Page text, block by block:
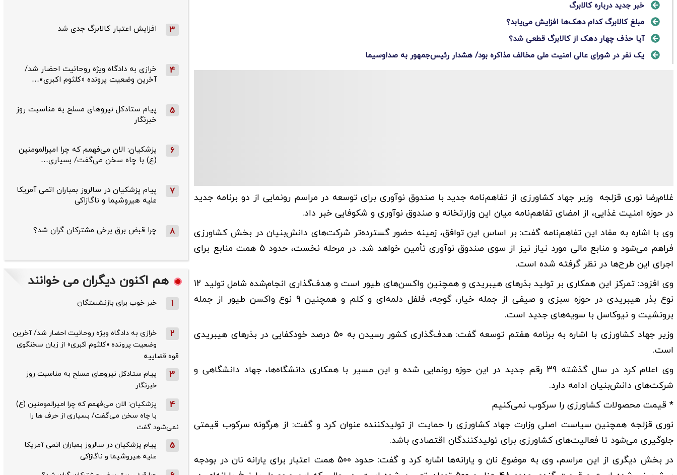
خبر جدید درباره کالابرگ
مبلغ کالابرگ کدام دهک‌ها افزایش می‌یابد؟
آیا حذف چهار دهک از کالابرگ قطعی شد؟
یک نفر در شورای عالی امنیت ملی مخالف مذاکره بود/ هشدار رئیس‌جمهور به صداوسیما
غلام‌رضا نوری قزلجه وزیر جهاد کشاورزی از تفاهم‌نامه جدید با صندوق نوآوری برای توسعه در مراسم رونمایی از دو برنامه جدید
در حوزه امنیت غذایی، از امضای تفاهم‌نامه میان این وزارتخانه و صندوق نوآوری و شکوفایی خبر داد.
وی با اشاره به مفاد این تفاهم‌نامه گفت: بر اساس این توافق، زمینه حضور گسترده‌تر شرکت‌های دانش‌بنیان در بخش کشاورزی
فراهم می‌شود و منابع مالی مورد نیاز نیز از سوی صندوق نوآوری تأمین خواهد شد. در مرحله نخست، حدود 5 همت منابع برای
اجرای این طرح‌ها در نظر گرفته شده است.
وی افزود: تمرکز این همکاری بر تولید بذرهای هیبریدی و همچنین واکسن‌های طیور است و هدف‌گذاری انجام‌شده شامل تولید 12
نوع بذر هیبریدی در حوزه سبزی و صیفی از جمله خیار، گوجه، فلفل دلمه‌ای و کلم و همچنین 9 نوع واکسن طیور از جمله
برونشیت و نیوکاسل با سویه‌های جدید است.
وزیر جهاد کشاورزی با اشاره به برنامه هفتم توسعه گفت: هدف‌گذاری کشور رسیدن به 50 درصد خودکفایی در بذرهای هیبریدی
است.
وی اعلام کرد در سال گذشته 39 رقم جدید در این حوزه رونمایی شده و این مسیر با همکاری دانشگاه‌ها، جهاد دانشگاهی و
شرکت‌های دانش‌بنیان ادامه دارد.
* قیمت محصولات کشاورزی را سرکوب نمی‌کنیم
نوری قزلجه همچنین سیاست اصلی وزارت جهاد کشاورزی را حمایت از تولیدکننده عنوان کرد و گفت: از هرگونه سرکوب قیمتی
جلوگیری می‌شود تا فعالیت‌های کشاورزی برای تولیدکنندگان اقتصادی باشد.
در بخش دیگری از این مراسم، وی به موضوع نان و یارانه‌ها اشاره کرد و گفت: حدود 500 همت اعتبار برای یارانه نان در بودجه
3 افزایش اعتبار کالابرگ جدی شد
4
خرازی به دادگاه ویژه روحانیت احضار شد/
آخرین وضعیت پرونده «کلثوم اکبری»…
5
پیام ستادکل نیروهای مسلح به مناسبت روز
خبرنگار
6
پزشکیان: الان می‌فهمم که چرا امیرالمومنین
(ع) با چاه سخن می‌گفت/ بسیاری…
7
پیام پزشکیان در سالروز بمباران اتمی آمریکا
علیه هیروشیما و ناگازاکی
8 چرا قبض برق برخی مشترکان گران شد؟
هم اکنون دیگران می خوانند
1 خبر خوب برای بازنشستگان
2
خرازی به دادگاه ویژه روحانیت احضار شد/ آخرین
وضعیت پرونده «کلثوم اکبری» از زبان سخنگوی
قوه قضاییه
3
پیام ستادکل نیروهای مسلح به مناسبت روز
خبرنگار
4
پزشکیان: الان می‌فهمم که چرا امیرالمومنین (ع)
با چاه سخن می‌گفت/ بسیاری از حرف ها را
نمی‌شود گفت
5
پیام پزشکیان در سالروز بمباران اتمی آمریکا
علیه هیروشیما و ناگازاکی